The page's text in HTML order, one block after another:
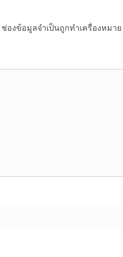
ช่องข้อมูลจำเป็นถูกทำเครื่องหมาย